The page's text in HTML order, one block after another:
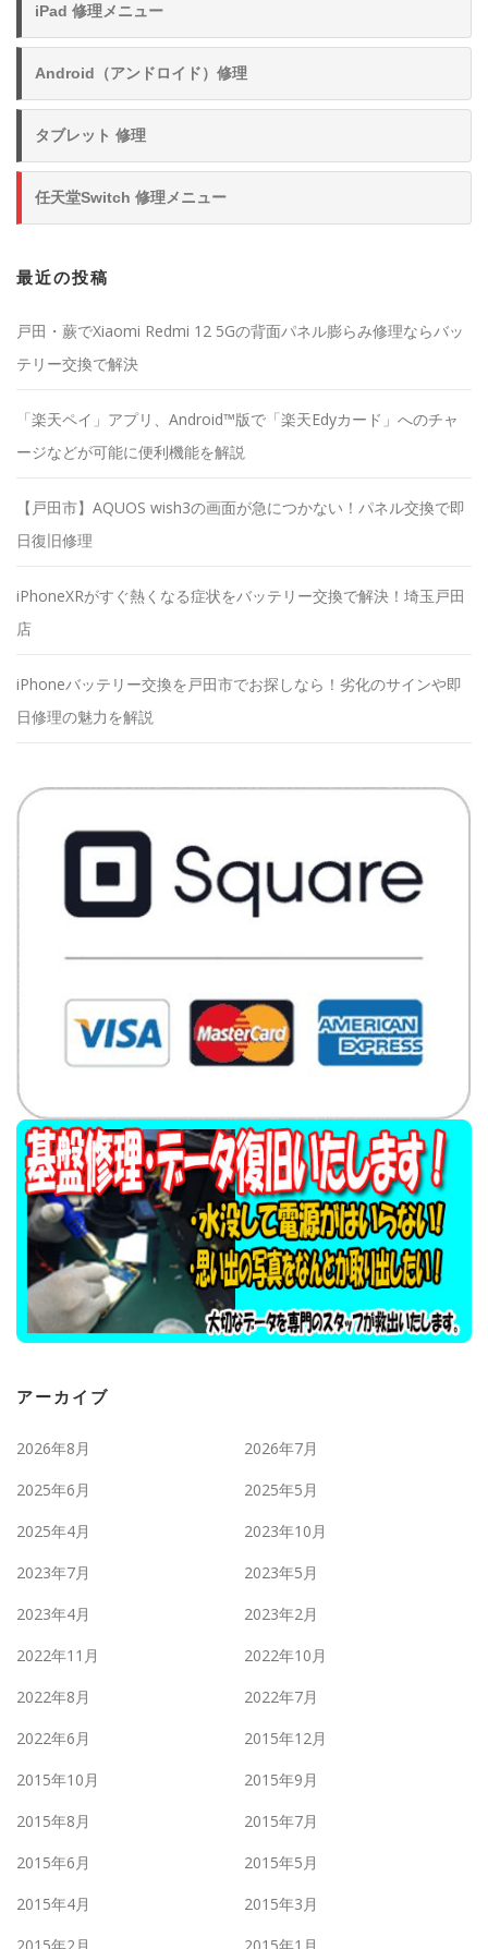
iPad 修理メニュー
Android（アンドロイド）修理
タブレット 修理
任天堂Switch 修理メニュー
最近の投稿
戸田・蕨でXiaomi Redmi 12 5Gの背面パネル膨らみ修理ならバッ
テリー交換で解決
「楽天ペイ」アプリ、Android™版で「楽天Edyカード」へのチャ
ージなどが可能に便利機能を解説
【戸田市】AQUOS wish3の画面が急につかない！パネル交換で即
日復旧修理
iPhoneXRがすぐ熱くなる症状をバッテリー交換で解決！埼玉戸田
店
iPhoneバッテリー交換を戸田市でお探しなら！劣化のサインや即
日修理の魅力を解説
アーカイブ
2026年8月
2026年7月
2025年6月
2025年5月
2025年4月
2023年10月
2023年7月
2023年5月
2023年4月
2023年2月
2022年11月
2022年10月
2022年8月
2022年7月
2022年6月
2015年12月
2015年10月
2015年9月
2015年8月
2015年7月
2015年6月
2015年5月
2015年4月
2015年3月
2015年2月
2015年1月